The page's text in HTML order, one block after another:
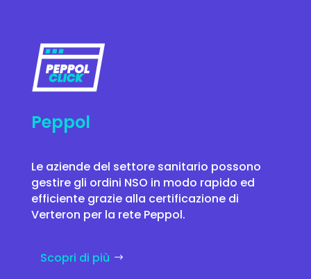
Peppol
Le aziende del settore sanitario possono
gestire gli ordini NSO in modo rapido ed
efficiente grazie alla certificazione di
Verteron per la rete Peppol.
Scopri di più